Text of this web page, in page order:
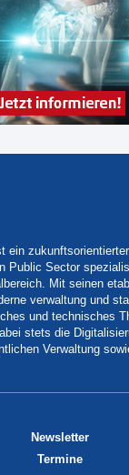
ein
Public Sector
Mit seinen
verwaltung und
und technisches
stets die
Verwaltung
Newsletter
Termine